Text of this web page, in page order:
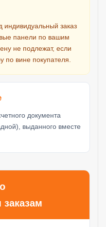
индивидуальный заказ
панели по вашим
не подлежат, если
вине покупателя.
документа
выданного вместе